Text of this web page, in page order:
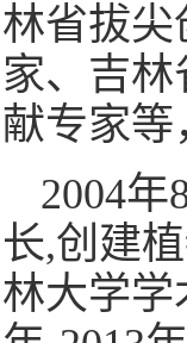
林省拔
家、吉
献专家
2004
长,创建
林大学学